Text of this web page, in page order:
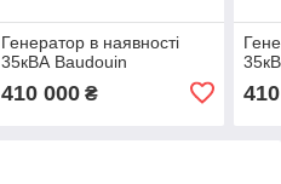
Генератор в наявності
35кВА Baudouin
410 000₴